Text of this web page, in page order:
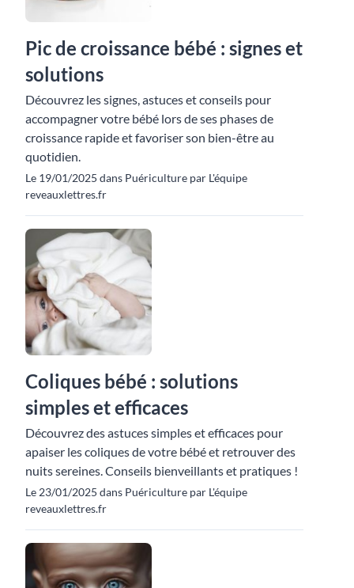
Pic de croissance bébé : signes et
solutions
Découvrez les signes, astuces et conseils pour
accompagner votre bébé lors de ses phases de
croissance rapide et favoriser son bien-être au
quotidien.
Le 19/01/2025 dans Puériculture par L'équipe
reveauxlettres.fr
Coliques bébé : solutions
simples et efficaces
Découvrez des astuces simples et efficaces pour
apaiser les coliques de votre bébé et retrouver des
nuits sereines. Conseils bienveillants et pratiques !
Le 23/01/2025 dans Puériculture par L'équipe
reveauxlettres.fr